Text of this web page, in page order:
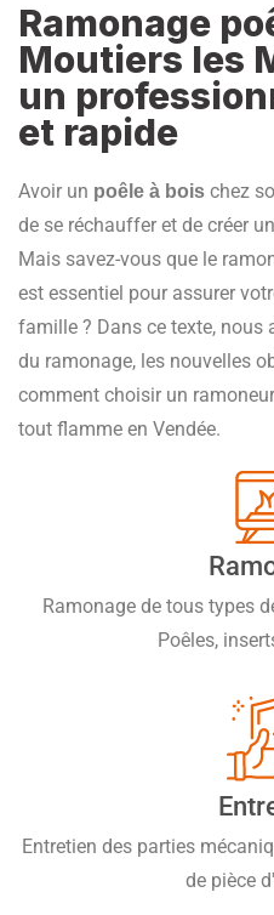
Ramonage
Moutiers les
un
et rapide
Avoir un poêle à bois chez
de se réchauffer et de créer
Mais savez-vous que le
est essentiel pour assurer
famille ? Dans ce texte, nous
du ramonage, les nouvelles
comment choisir un
tout flamme en Vendée.
Ramonage de tous types
Poêles,
Entretien des parties
de pièce